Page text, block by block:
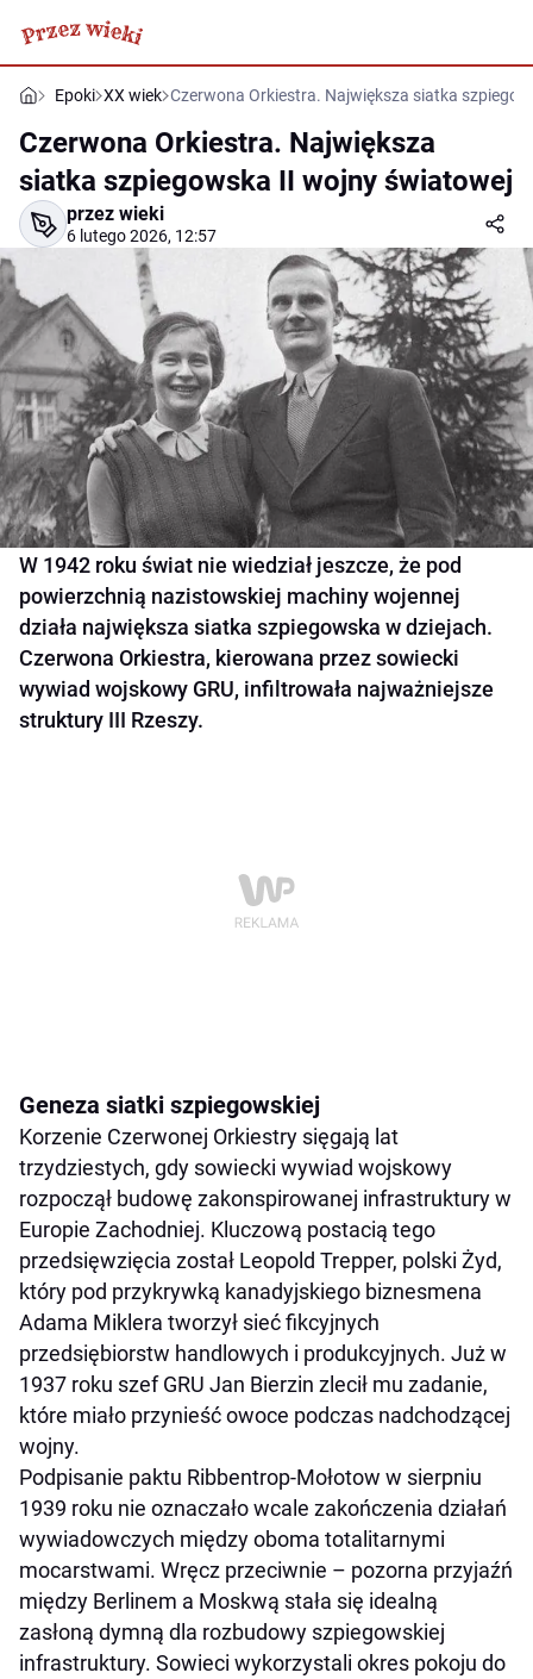
Epoki XX wiek Czerwona Orkiestra. Największa siatka
Czerwona Orkiestra. Największa
siatka szpiegowska II wojny światowej
przez wieki
6 lutego 2026, 12:57
W 1942 roku świat nie wiedział jeszcze, że pod
powierzchnią nazistowskiej machiny wojennej
działa największa siatka szpiegowska w dziejach.
Czerwona Orkiestra, kierowana przez sowiecki
wywiad wojskowy GRU, infiltrowała najważniejsze
struktury III Rzeszy.
Geneza siatki szpiegowskiej
Korzenie Czerwonej Orkiestry sięgają lat
trzydziestych, gdy sowiecki wywiad wojskowy
rozpoczął budowę zakonspirowanej infrastruktury w
Europie Zachodniej. Kluczową postacią tego
przedsięwzięcia został Leopold Trepper, polski Żyd,
który pod przykrywką kanadyjskiego biznesmena
Adama Miklera tworzył sieć fikcyjnych
przedsiębiorstw handlowych i produkcyjnych. Już w
1937 roku szef GRU Jan Bierzin zlecił mu zadanie,
które miało przynieść owoce podczas nadchodzącej
wojny.
Podpisanie paktu Ribbentrop-Mołotow w sierpniu
1939 roku nie oznaczało wcale zakończenia działań
wywiadowczych między oboma totalitarnymi
mocarstwami. Wręcz przeciwnie – pozorna przyjaźń
między Berlinem a Moskwą stała się idealną
zasłoną dymną dla rozbudowy szpiegowskiej
infrastruktury. Sowieci wykorzystali okres pokoju do